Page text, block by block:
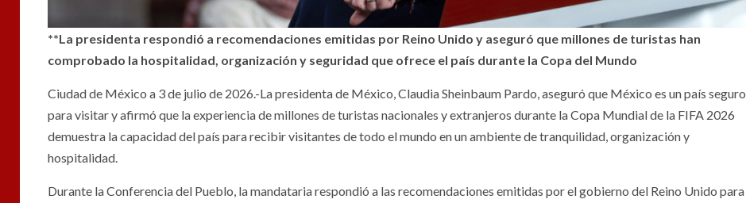
**La presidenta respondió a recomendaciones emitidas por Reino Unido y aseguró que millones de turistas han
comprobado la hospitalidad, organización y seguridad que ofrece el país durante la Copa del Mundo
Ciudad de México a 3 de julio de 2026.-La presidenta de México, Claudia Sheinbaum Pardo, aseguró que México es un país seguro
para visitar y afirmó que la experiencia de millones de turistas nacionales y extranjeros durante la Copa Mundial de la FIFA 2026
demuestra la capacidad del país para recibir visitantes de todo el mundo en un ambiente de tranquilidad, organización y
hospitalidad.
Durante la Conferencia del Pueblo, la mandataria respondió a las recomendaciones emitidas por el gobierno del Reino Unido para